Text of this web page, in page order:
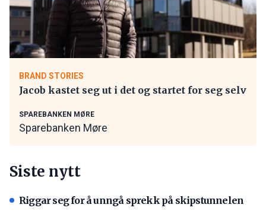
BRAND STORIES
Jacob kastet seg ut i det og startet for seg selv
SPAREBANKEN MØRE
Sparebanken Møre
Siste nytt
Riggar seg for å unngå sprekk på skipstunnelen